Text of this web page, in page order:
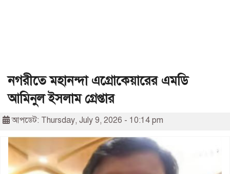
নগরীতে মহানন্দা এগ্রোকেয়ারের এমডি
আমিনুল ইসলাম গ্রেপ্তার
আপডেট: Thursday, July 9, 2026 - 10:14 pm